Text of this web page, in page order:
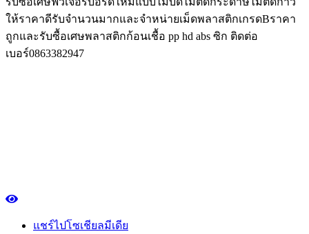
ให้ราคาดีรับจำนวนมากและจำหน่ายเม็ดพลาสติกเกรดBราคา
ถูกและรับซื้อเศษพลาสติกก้อนเชื้อ pp hd abs ซิก ติดต่อ
เบอร์0863382947
แชร์ไปโซเชียลมีเดีย